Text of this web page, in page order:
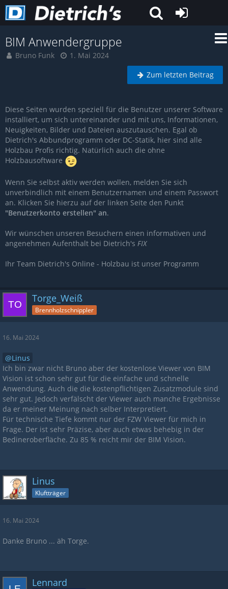
BIM Anwendergruppe
Bruno Funk
1. Mai 2024
Zum letzten Beitrag
Diese Seiten wurden speziell für die Benutzer unserer Software
installiert, um sich untereinander und mit uns, Informationen,
Neuigkeiten, Bilder und Dateien auszutauschen. Egal ob
Dietrich's Abbundprogramm oder DC-Statik, hier sind alle
Holzbau Profis richtig. Natürlich auch die ohne
Holzbausoftware
Wenn Sie selbst aktiv werden wollen, melden Sie sich
unverbindlich mit einem Benutzernamen und einem Passwort
an. Klicken Sie hierzu auf der linken Seite den Punkt
"Benutzerkonto erstellen" an.
Wir wünschen unseren Besuchern einen informativen und
angenehmen Aufenthalt bei Dietrich's FIX
Ihr Team Dietrich's Online - Holzbau ist unser Programm
Torge_Weiß
Brennholzschnippler
16. Mai 2024
Linus
Ich bin zwar nicht Bruno aber der kostenlose Viewer von BIM
Vision ist schon sehr gut für die einfache und schnelle
Anwendung. Auch die die kostenpflichtigen Zusatzmodule sind
sehr gut. Jedoch verfälscht der Viewer auch manche Ergebnisse
da er meiner Meinung nach selber Interpretiert.
Für technische Tiefe kommt nur der FZW Viewer für mich in
Frage. Der ist sehr Präzise, aber auch etwas behebig in der
Bedineroberfläche. Zu 85 % reicht mir der BIM Vision.
Linus
Kluftträger
16. Mai 2024
Danke Bruno ... äh Torge.
Lennard